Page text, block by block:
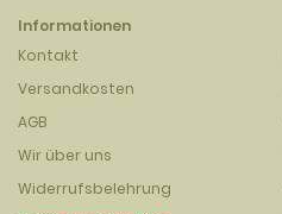
Informationen
Kontakt
Versandkosten
AGB
Wir über uns
Widerrufsbelehrung